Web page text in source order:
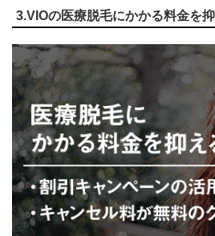
3.VIOの医療脱毛にかかる料金を